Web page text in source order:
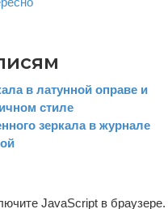
в латунной оправе и
стиле
зеркала в журнале
JavaScript в браузере.